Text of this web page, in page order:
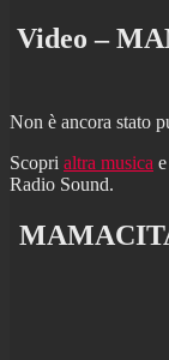
Video –
Non è ancora stato
Scopri altra musica
Radio Sound.